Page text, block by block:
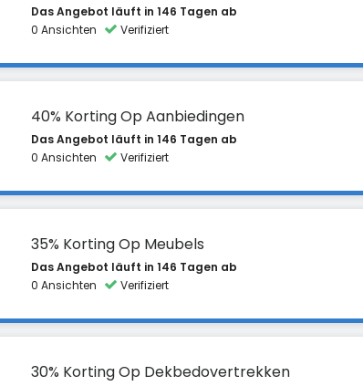
Das Angebot läuft in 146 Tagen ab
0 Ansichten
Verifiziert
40% Korting Op Aanbiedingen
Das Angebot läuft in 146 Tagen ab
0 Ansichten
Verifiziert
35% Korting Op Meubels
Das Angebot läuft in 146 Tagen ab
0 Ansichten
Verifiziert
30% Korting Op Dekbedovertrekken